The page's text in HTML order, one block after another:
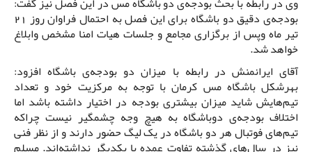
بودجه‌ی دقیق دو باشگاه برای این فصل به احتمال فراوان روز 21
تیر ماه وپس از برگزاری مجامع و جلسات هیات امنا مشخص وابلاغ
خواهد شد.
آقای ایرانمنش در رابطه با میزان دو بودجه‌ی باشگاه افزود:
بهرشکل باشگاه مس کرمان با توجه به مرکزیت خود و تعداد
تیم‌هایش شاید میزان بیشتری بودجه در اختیار داشته باشد اما
اختلاف بودجه‌ی دوباشگاه به هیچ وجه چشمگیر نیست چراکه
تیم‌های فوتبال هر دو باشگاه در یک لیگ حضور دارند و از نظر فنی